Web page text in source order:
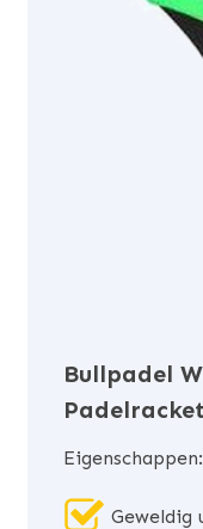
Bullpadel
Padelracket
Eigenschappen:
Geweldig